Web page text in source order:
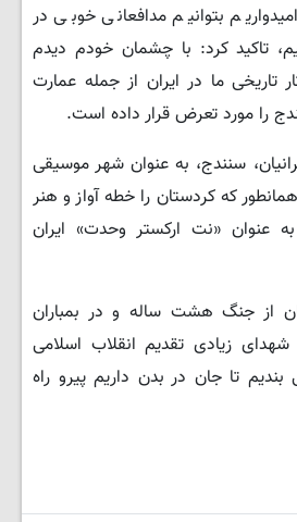
بتوانیم مدافعانی خوبی در
تاکید کرد: با چشمان خودم دیدم
تاریخی ما در ایران از جمله عمارت
را مورد تعرض قرار داده است.
سنندج، به عنوان شهر موسیقی
که کردستان را خطه آواز و هنر
عنوان «نت ارکستر وحدت» ایران
از جنگ هشت ساله و در بمباران
زیادی تقدیم انقلاب اسلامی
تا جان در بدن داریم پیرو راه